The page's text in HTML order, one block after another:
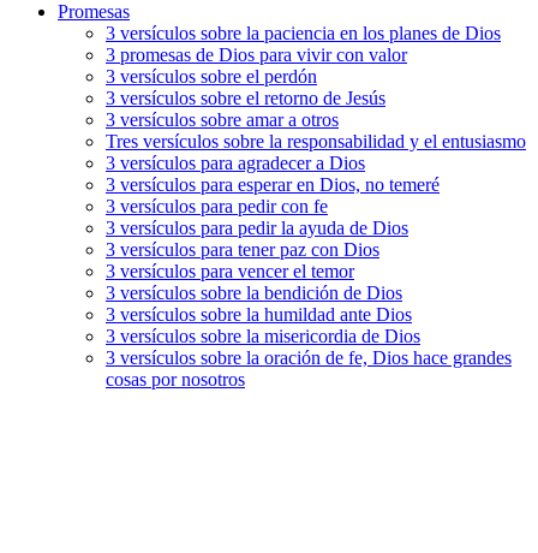
Promesas
3 versículos sobre la paciencia en los planes de Dios
3 promesas de Dios para vivir con valor
3 versículos sobre el perdón
3 versículos sobre el retorno de Jesús
3 versículos sobre amar a otros
Tres versículos sobre la responsabilidad y el entusiasmo
3 versículos para agradecer a Dios
3 versículos para esperar en Dios, no temeré
3 versículos para pedir con fe
3 versículos para pedir la ayuda de Dios
3 versículos para tener paz con Dios
3 versículos para vencer el temor
3 versículos sobre la bendición de Dios
3 versículos sobre la humildad ante Dios
3 versículos sobre la misericordia de Dios
3 versículos sobre la oración de fe, Dios hace grandes
cosas por nosotros